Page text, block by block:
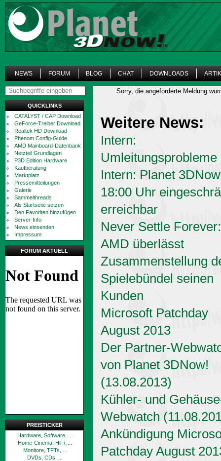
NEWS FORUM BLOG CHAT DOWNLOADS
QUICKLINKS
CATALYST / CAP Download
GeForce-Treiber Download
Realtek HD Download
Phenom Config-Guide
AMD Mainboard-Datenbank
Netzteil Grundlagen
P3D Edition Hardware
Kaufberatung
Marktplatz
Pressemitteilungen
Galerie
Sammelthreads
Als Startseite setzen
Den Favoriten hinzufügen
Server-Info
News einsenden
Impressum
FORUM AKTUELL
PREISTICKER
Hardware, Software, ...
Home-Cinema, HiFi ,...
Monitore, TFTs, ...
DVDs, CDs, ...
Sorry, die angeforderte Meldung
Weitere News:
Intern:
Umleitungsprobleme
Intern: Planet
18:00 Uhr
erreichbar
Never Settle Forever:
AMD überlässt
Zusammenstellung
Spielebündel seinen
Kunden
Microsoft Patchday
August 2013
Der Partner-
von Planet 3DNow!
(13.08.2013)
Kühler- und
Webwatch
Ankündigung
Patchday August